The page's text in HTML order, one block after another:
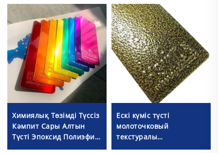
Химиялық Төзімді Түссіз
Кәмпит Сары Алтын
Түсті Эпоксид Полиэфир
Ұнтақтық Көршілік
Ескі күміс түсті
молоточковый
текстуралы
термореактивті ұнтақты